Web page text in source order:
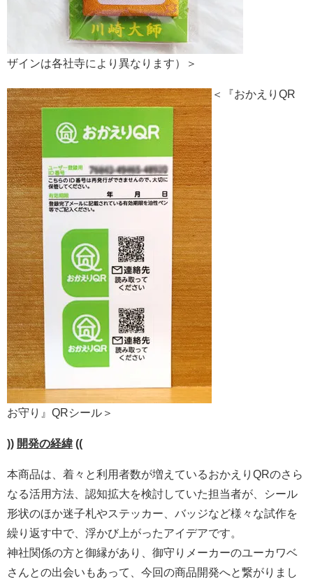
ザインは各社寺により異なります）＞
＜『おかえりQR
お守り』QRシール＞
)) 開発の経緯((
本商品は、着々と利用者数が増えているおかえりQRのさら
なる活用方法、認知拡大を検討していた担当者が、シール
形状のほか迷子札やステッカー、バッジなど様々な試作を
繰り返す中で、浮かび上がったアイデアです。
神社関係の方と御縁があり、御守りメーカーのユーカワベ
さんとの出会いもあって、今回の商品開発へと繋がりまし